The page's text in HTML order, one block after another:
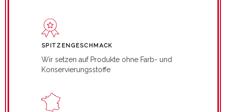
SPITZENGESCHMACK
Wir setzen auf Produkte ohne Farb- und
Konservierungsstoffe